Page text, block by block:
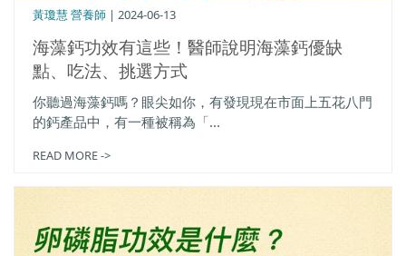
海藻鈣功效有這些！醫師說明海藻鈣優缺
點、吃法、挑選方式
黃瓊慧 營養師 | 2024-06-13
你聽過海藻鈣嗎？眼尖如你，有發現現在市面上五花八門
的鈣產品中，有一種被稱為「...
READ MORE ->